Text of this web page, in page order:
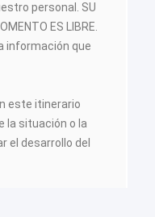
personal. SU
ES LIBRE.
información que
este itinerario
la situación o la
el desarrollo del